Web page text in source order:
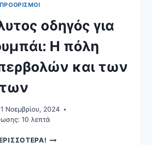
ΠΡΟΟΡΙΣΜΟΊ
οδηγός για
Η πόλη
και των
Νοεμβρίου, 2024
10 λεπτά
Ο